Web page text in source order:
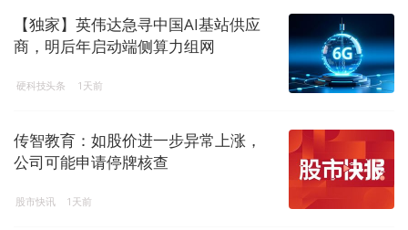
【独家】英伟达急寻中国AI基站供应
商，明后年启动端侧算力组网
硬科技头条 1天前
传智教育：如股价进一步异常上涨，
公司可能申请停牌核查
股市快讯 1天前